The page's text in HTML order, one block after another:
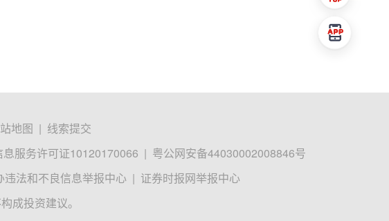
地图 | 线索提交
服务许可证10120170066 | 粤公网安备44030002008846号
违法和不良信息举报中心 | 证券时报网举报中心
成投资建议。